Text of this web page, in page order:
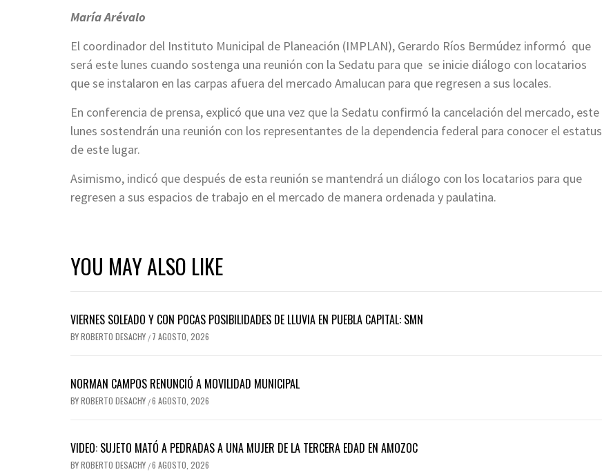
María Arévalo
El coordinador del Instituto Municipal de Planeación (IMPLAN), Gerardo Ríos Bermúdez informó que
será este lunes cuando sostenga una reunión con la Sedatu para que se inicie diálogo con locatarios
que se instalaron en las carpas afuera del mercado Amalucan para que regresen a sus locales.
En conferencia de prensa, explicó que una vez que la Sedatu confirmó la cancelación del mercado, este
lunes sostendrán una reunión con los representantes de la dependencia federal para conocer el estatus
de este lugar.
Asimismo, indicó que después de esta reunión se mantendrá un diálogo con los locatarios para que
regresen a sus espacios de trabajo en el mercado de manera ordenada y paulatina.
YOU MAY ALSO LIKE
VIERNES SOLEADO Y CON POCAS POSIBILIDADES DE LLUVIA EN PUEBLA CAPITAL: SMN
BYROBERTO DESACHY / 7 AGOSTO, 2026
NORMAN CAMPOS RENUNCIÓ A MOVILIDAD MUNICIPAL
BYROBERTO DESACHY /6 AGOSTO, 2026
VIDEO: SUJETO MATÓ A PEDRADAS A UNA MUJER DE LA TERCERA EDAD EN AMOZOC
BYROBERTO DESACHY /6 AGOSTO, 2026